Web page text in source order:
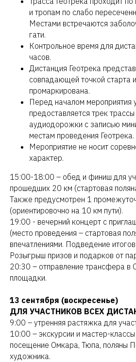
и тропам по слабо
Местами встречаются
гати.
Контрольное время для
часов.
Дистанция Геотрека
совпадающей точкой старта
промаркирована.
Перед началом мероприятия
предоставляется трек
аудиодорожки с записью
местам проведения Геотрека.
Мероприятие не носит
характер.
15:00-18:00 – обед и финиш для
прошедших 20 км (стартовая
Также предусмотрен 1
(ориентировочно на 10 км пути).
19:00 - вечерний концерт с
(место проведения – стартовая
впечатлениями. Подведение
Розыгрыш призов и подарков от
20:30 – отправление трансфера в
площадки.
13 сентября (воскресенье)
ДЛЯ УЧАСТНИКОВ ВСЕХ
9:00 – утренняя растяжка для
10:00 – экскурсии и мастер-
посещение Омкара, Тюпа, поляны
художника.